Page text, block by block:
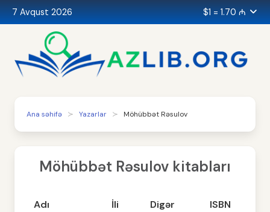
7 Avqust 2026 $1 = 1.70 ₼
Ana səhifə Yazarlar Möhübbət Rəsulov
Möhübbət Rəsulov kitabları
Adı İli
Digər
ISBN